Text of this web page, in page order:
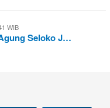
WIB
Seloko J…